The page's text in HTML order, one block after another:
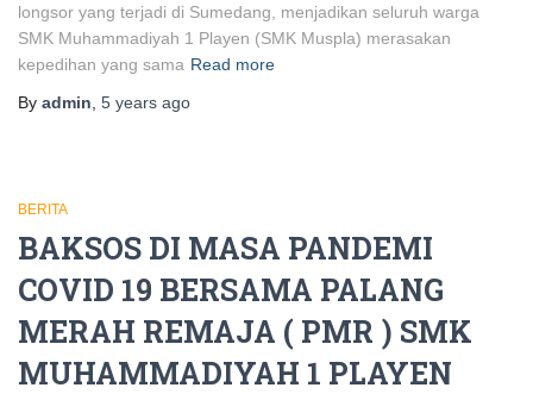
longsor yang terjadi di Sumedang, menjadikan seluruh warga
SMK Muhammadiyah 1 Playen (SMK Muspla) merasakan
kepedihan yang sama Read more
By admin 5 years ago
BERITA
BAKSOS DI MASA PANDEMI
COVID 19 BERSAMA PALANG
MERAH REMAJA ( PMR ) SMK
MUHAMMADIYAH 1 PLAYEN